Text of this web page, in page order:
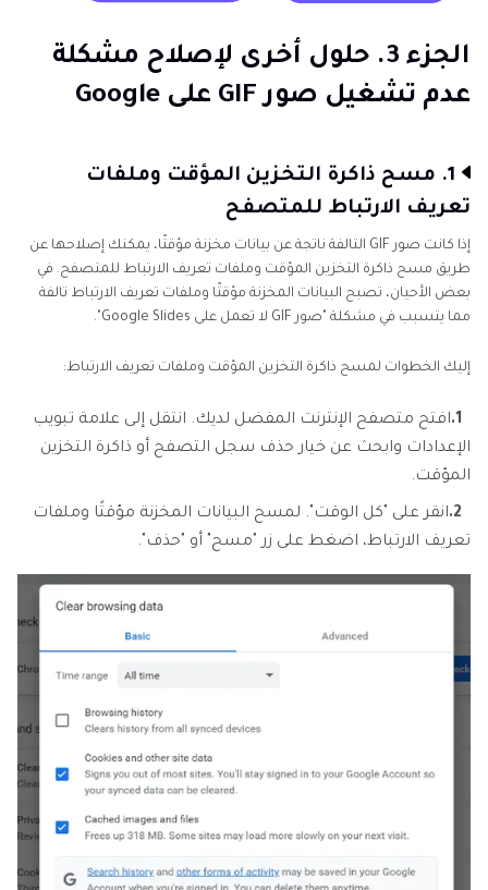
الجزء 3. حلول أخرى لإصلاح مشكلة
عدم تشغيل صور GIF على Google
1. مسح ذاكرة التخزين المؤقت وملفات
تعريف الارتباط للمتصفح
إذا كانت صور GIF التالفة ناتجة عن بيانات مخزنة مؤقتًا، يمكنك إصلاحها عن
طريق مسح ذاكرة التخزين المؤقت وملفات تعريف الارتباط للمتصفح. في
بعض الأحيان، تصبح البيانات المخزنة مؤقتًا وملفات تعريف الارتباط تالفة
مما يتسبب في مشكلة "صور GIF لا تعمل على Google Slides".
إليك الخطوات لمسح ذاكرة التخزين المؤقت وملفات تعريف الارتباط:
1. افتح متصفح الإنترنت المفضل لديك. انتقل إلى علامة تبويب
الإعدادات وابحث عن خيار حذف سجل التصفح أو ذاكرة التخزين
المؤقت.
2. انقر على "كل الوقت". لمسح البيانات المخزنة مؤقتًا وملفات
تعريف الارتباط، اضغط على زر "مسح" أو "حذف".